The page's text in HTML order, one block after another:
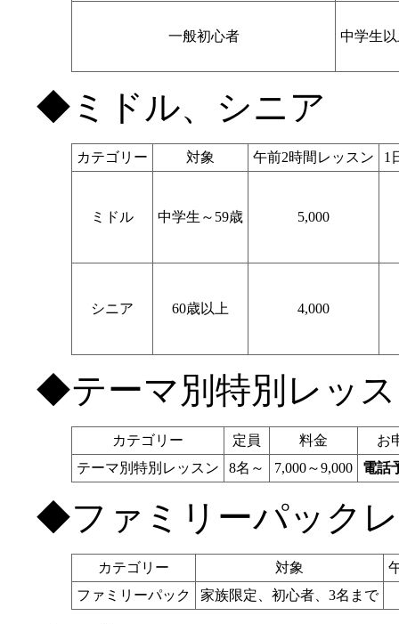
一般初心者 中学生
◆ミドル、シニア
カテゴリー 対象 午前2時間レッスン 1
ミドル 中学生～59歳 5,000
シニア 60歳以上 4,000
◆テーマ別特別レッ
カテゴリー 定員 料金
お
テーマ別特別レッスン
8名～ 7,000～9,000 電話
◆ファミリーパック
カテゴリー 対象
ファミリーパック
家族限定、初心者、3名まで